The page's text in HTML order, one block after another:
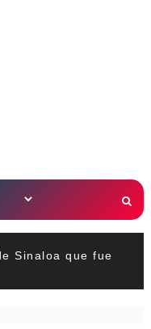
Sinaloa que fue